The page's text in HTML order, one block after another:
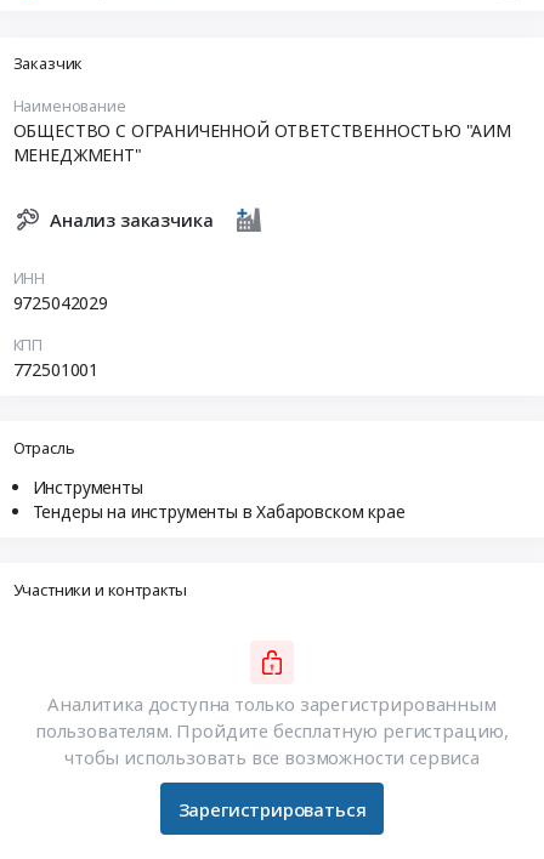
Заказчик
Наименование
ОБЩЕСТВО С ОГРАНИЧЕННОЙ ОТВЕТСТВЕННОСТЬЮ "АИМ
МЕНЕДЖМЕНТ"
Анализ заказчика
ИНН
9725042029
КПП
772501001
Отрасль
Инструменты
Тендеры на инструменты в Хабаровском крае
Участники и контракты
Аналитика доступна только зарегистрированным
пользователям. Пройдите бесплатную регистрацию,
чтобы использовать все возможности сервиса
Зарегистрироваться